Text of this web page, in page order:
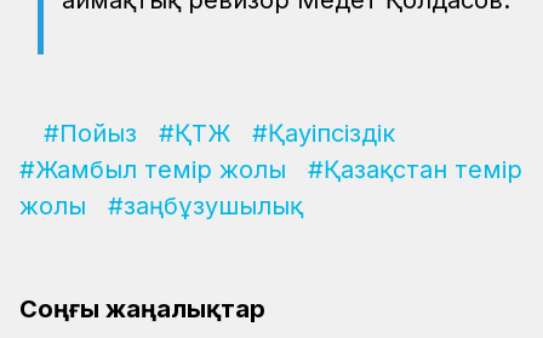
#Пойыз #ҚТЖ
#Қауіпсіздік
#Жамбыл темір жолы
#Қазақстан темір
жолы
#заңбұзушылық
Соңғы жаңалықтар